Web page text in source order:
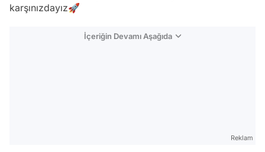
karşınızdayız🚀
İçeriğin Devamı Aşağıda
Reklam